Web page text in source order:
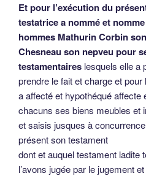
Et pour l’exécution du
testatrice a nommé et
hommes Mathurin Corbin
Chesneau son nepveu pour
testamentaires lesquels elle a
prendre le fait et charge et pour
a affecté et hypothéqué affecte
chacuns ses biens meubles et
et saisis jusques à
présent son testament
dont et auquel testament ladite
l’avons jugée par le jugement